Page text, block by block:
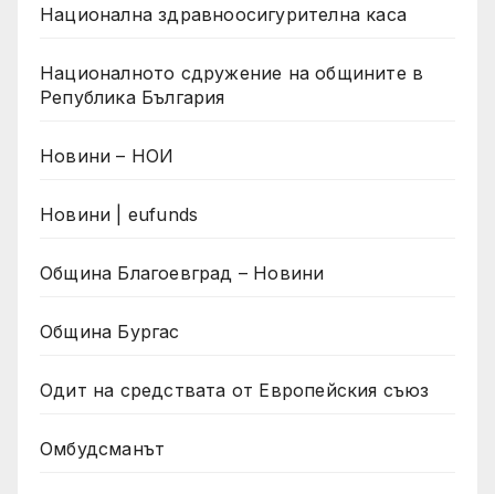
Национална здравноосигурителна каса
Националното сдружение на общините в
Република България
Новини – НОИ
Новини | eufunds
Община Благоевград – Новини
Община Бургас
Одит на средствата от Европейския съюз
Омбудсманът